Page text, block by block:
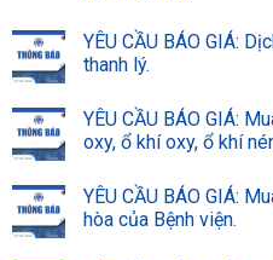
YÊU CẦU BÁO GIÁ:
thanh lý.
YÊU CẦU BÁO GIÁ:
oxy, ổ khí oxy, ổ khí
YÊU CẦU BÁO GIÁ:
hòa của Bệnh viện.